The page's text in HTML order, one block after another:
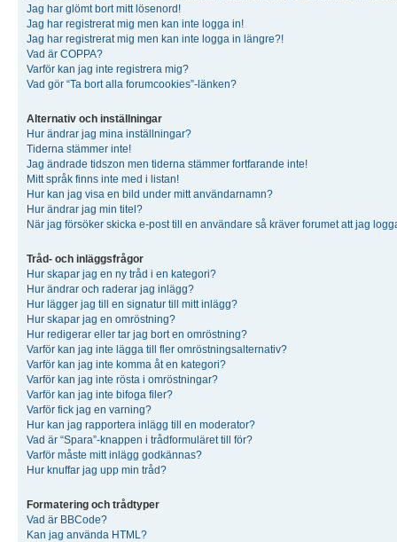
Jag har glömt bort mitt lösenord!
Jag har registrerat mig men kan inte logga in!
Jag har registrerat mig men kan inte logga in längre?!
Vad är COPPA?
Varför kan jag inte registrera mig?
Vad gör “Ta bort alla forumcookies”-länken?
Alternativ och inställningar
Hur ändrar jag mina inställningar?
Tiderna stämmer inte!
Jag ändrade tidszon men tiderna stämmer fortfarande inte!
Mitt språk finns inte med i listan!
Hur kan jag visa en bild under mitt användarnamn?
Hur ändrar jag min titel?
När jag försöker skicka e-post till en användare så kräver forumet att jag
Tråd- och inläggsfrågor
Hur skapar jag en ny tråd i en kategori?
Hur ändrar och raderar jag inlägg?
Hur lägger jag till en signatur till mitt inlägg?
Hur skapar jag en omröstning?
Hur redigerar eller tar jag bort en omröstning?
Varför kan jag inte lägga till fler omröstningsalternativ?
Varför kan jag inte komma åt en kategori?
Varför kan jag inte rösta i omröstningar?
Varför kan jag inte bifoga filer?
Varför fick jag en varning?
Hur kan jag rapportera inlägg till en moderator?
Vad är “Spara”-knappen i trådformuläret till för?
Varför måste mitt inlägg godkännas?
Hur knuffar jag upp min tråd?
Formatering och trådtyper
Vad är BBCode?
Kan jag använda HTML?